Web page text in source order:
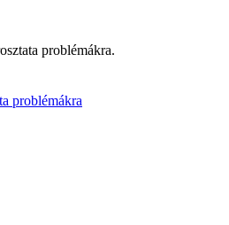
problémákra.
problémákra